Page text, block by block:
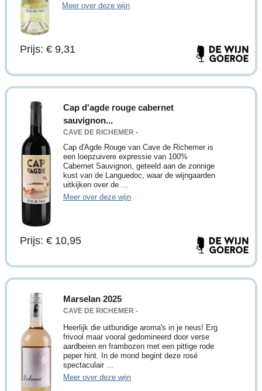
Meer over deze wijn
Prijs: € 9,31
Cap d'agde rouge cabernet
sauvignon...
CAVE DE RICHEMER -
Cap d'Agde Rouge van Cave de Richemer is
een loepzuivere expressie van 100%
Cabernet Sauvignon, geteeld aan de zonnige
kust van de Languedoc, waar de wijngaarden
uitkijken over de ...
Meer over deze wijn
Prijs: € 10,95
Marselan 2025
CAVE DE RICHEMER -
Heerlijk die uitbundige aroma's in je neus! Erg
frivool maar vooral gedomineerd door verse
aardbeien en frambozen met een pittige rode
peper hint. In de mond begint deze rosé
spectaculair ...
Meer over deze wijn